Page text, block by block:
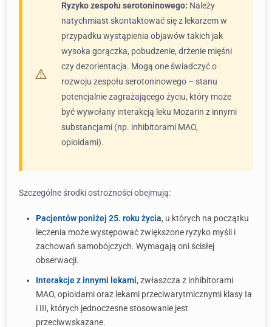
Ryzyko zespołu serotoninowego: Należy
natychmiast skontaktować się z lekarzem w
przypadku wystąpienia objawów takich jak
wysoka gorączka, pobudzenie, drżenie mięśni
czy dezorientacja. Mogą one świadczyć o
rozwoju zespołu serotoninowego – stanu
potencjalnie zagrażającego życiu, który może
być wywołany interakcją leku Mozarin z innymi
substancjami (np. inhibitorami MAO,
opioidami).
Szczególne środki ostrożności obejmują:
Pacjentów poniżej 25. roku życia, u których na początku
leczenia może występować zwiększone ryzyko myśli i
zachowań samobójczych. Wymagają oni ścisłej
obserwacji.
Interakcje z innymi lekami, zwłaszcza z inhibitorami
MAO, opioidami oraz lekami przeciwarytmicznymi klasy Ia
i III, których jednoczesne stosowanie jest
przeciwwskazane.